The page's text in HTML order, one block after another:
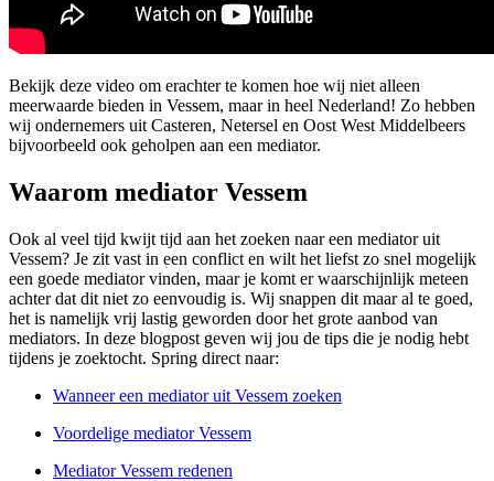
Bekijk deze video om erachter te komen hoe wij niet alleen
meerwaarde bieden in Vessem, maar in heel Nederland! Zo hebben
wij ondernemers uit Casteren, Netersel en Oost West Middelbeers
bijvoorbeeld ook geholpen aan een mediator.
Waarom mediator Vessem
Ook al veel tijd kwijt tijd aan het zoeken naar een mediator uit
Vessem? Je zit vast in een conflict en wilt het liefst zo snel mogelijk
een goede mediator vinden, maar je komt er waarschijnlijk meteen
achter dat dit niet zo eenvoudig is. Wij snappen dit maar al te goed,
het is namelijk vrij lastig geworden door het grote aanbod van
mediators. In deze blogpost geven wij jou de tips die je nodig hebt
tijdens je zoektocht. Spring direct naar:
Wanneer een mediator uit Vessem zoeken
Voordelige mediator Vessem
Mediator Vessem redenen